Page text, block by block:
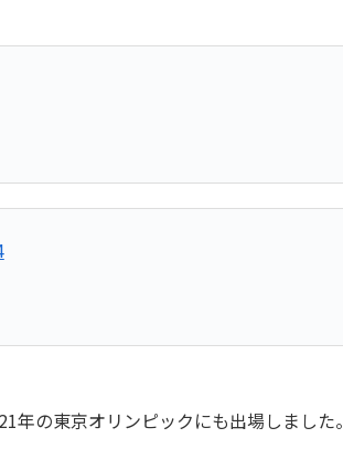
の東京オリンピックにも出場しました。